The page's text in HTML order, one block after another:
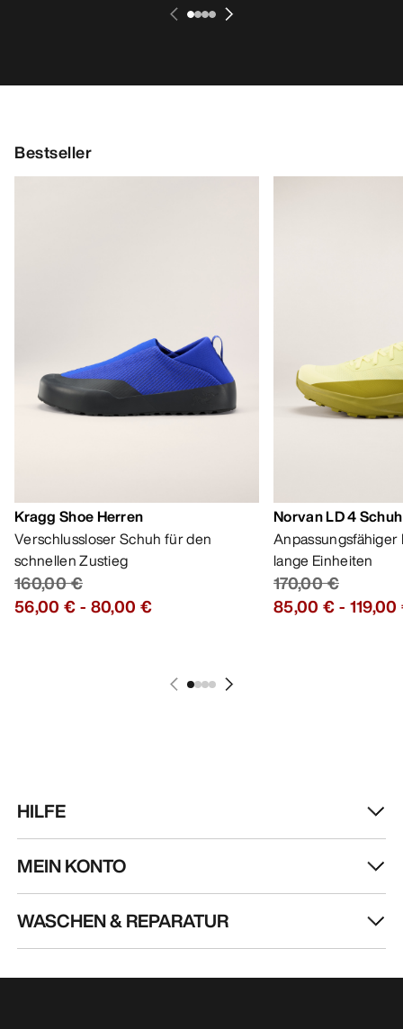
Bestseller
Kragg Shoe Herren
Verschlussloser Schuh für den
schnellen Zustieg
160,00 €
56,00 €- 80,00 €
Norvan LD 4
lange Einheiten
170,00 €
85,00 €-
HILFE
MEIN KONTO
WASCHEN & REPARATUR